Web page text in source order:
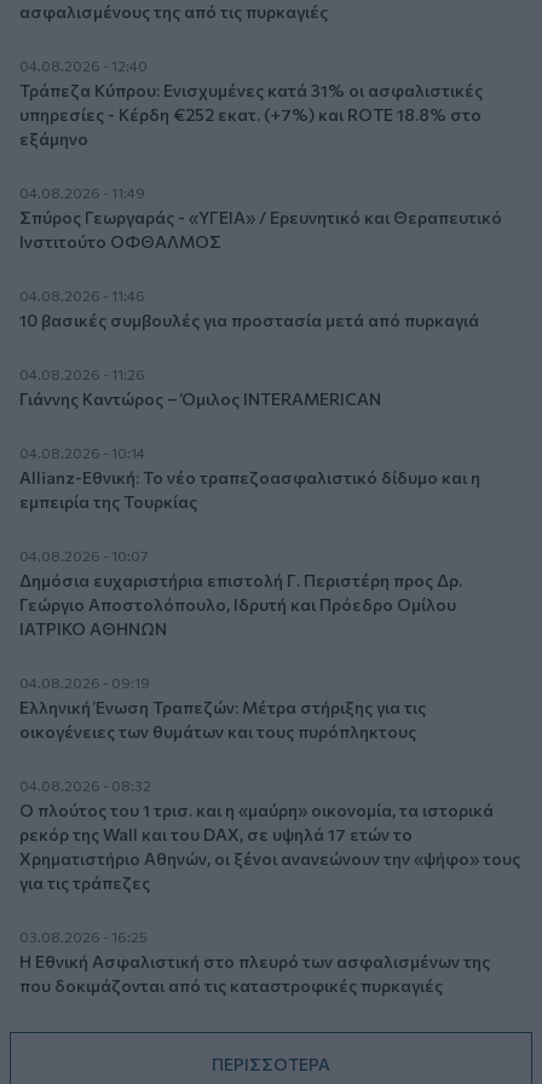
ασφαλισμένους της από τις πυρκαγιές
04.08.2026 - 12:40
Τράπεζα Κύπρου: Ενισχυμένες κατά 31% οι ασφαλιστικές
υπηρεσίες - Κέρδη €252 εκατ. (+7%) και ROTE 18.8% στο
εξάμηνο
04.08.2026 - 11:49
Σπύρος Γεωργαράς - «ΥΓΕΙΑ» / Ερευνητικό και Θεραπευτικό
Ινστιτούτο ΟΦΘΑΛΜΟΣ
04.08.2026 - 11:46
10 βασικές συμβουλές για προστασία μετά από πυρκαγιά
04.08.2026 - 11:26
Γιάννης Καντώρος – Όμιλος INTERAMERICAN
04.08.2026 - 10:14
Allianz-Εθνική: Το νέο τραπεζοασφαλιστικό δίδυμο και η
εμπειρία της Τουρκίας
04.08.2026 - 10:07
Δημόσια ευχαριστήρια επιστολή Γ. Περιστέρη προς Δρ.
Γεώργιο Αποστολόπουλο, Ιδρυτή και Πρόεδρο Ομίλου
ΙΑΤΡΙΚΟ ΑΘΗΝΩΝ
04.08.2026 - 09:19
Ελληνική Ένωση Τραπεζών: Μέτρα στήριξης για τις
οικογένειες των θυμάτων και τους πυρόπληκτους
04.08.2026 - 08:32
Ο πλούτος του 1 τρισ. και η «μαύρη» οικονομία, τα ιστορικά
ρεκόρ της Wall και του DAX, σε υψηλά 17 ετών το
Χρηματιστήριο Αθηνών, οι ξένοι ανανεώνουν την «ψήφο» τους
για τις τράπεζες
03.08.2026 - 16:25
Η Εθνική Ασφαλιστική στο πλευρό των ασφαλισμένων της
που δοκιμάζονται από τις καταστροφικές πυρκαγιές
ΠΕΡΙΣΣΟΤΕΡΑ